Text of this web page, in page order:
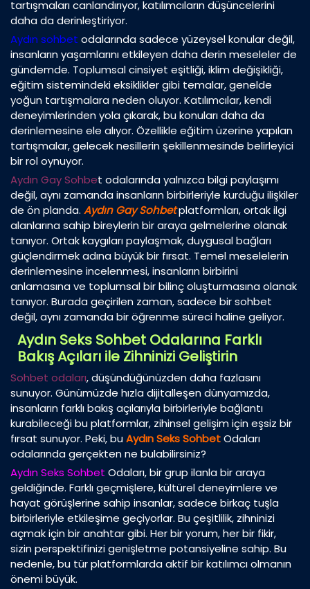
tartışmaları canlandırıyor, katılımcıların düşüncelerini
daha da derinleştiriyor.
Aydın sohbet odalarında sadece yüzeysel konular değil,
insanların yaşamlarını etkileyen daha derin meseleler de
gündemde. Toplumsal cinsiyet eşitliği, iklim değişikliği,
eğitim sistemindeki eksiklikler gibi temalar, genelde
yoğun tartışmalara neden oluyor. Katılımcılar, kendi
deneyimlerinden yola çıkarak, bu konuları daha da
derinlemesine ele alıyor. Özellikle eğitim üzerine yapılan
tartışmalar, gelecek nesillerin şekillenmesinde belirleyici
bir rol oynuyor.
Aydın Gay Sohbet odalarında yalnızca bilgi paylaşımı
değil, aynı zamanda insanların birbirleriyle kurduğu ilişkiler
de ön planda. Aydın Gay Sohbetplatformları, ortak ilgi
alanlarına sahip bireylerin bir araya gelmelerine olanak
tanıyor. Ortak kaygıları paylaşmak, duygusal bağları
güçlendirmek adına büyük bir fırsat. Temel meselelerin
derinlemesine incelenmesi, insanların birbirini
anlamasına ve toplumsal bir bilinç oluşturmasına olanak
tanıyor. Burada geçirilen zaman, sadece bir sohbet
değil, aynı zamanda bir öğrenme süreci haline geliyor.
Aydın Seks Sohbet Odalarına Farklı
Bakış Açıları ile Zihninizi Geliştirin
Sohbet odaları, düşündüğünüzden daha fazlasını
sunuyor. Günümüzde hızla dijitalleşen dünyamızda,
insanların farklı bakış açılarıyla birbirleriyle bağlantı
kurabileceği bu platformlar, zihinsel gelişim için eşsiz bir
fırsat sunuyor. Peki, buAydın Seks SohbetOdaları
odalarında gerçekten ne bulabilirsiniz?
Aydın Seks Sohbet Odaları, bir grup ilanla bir araya
geldiğinde. Farklı geçmişlere, kültürel deneyimlere ve
hayat görüşlerine sahip insanlar, sadece birkaç tuşla
birbirleriyle etkileşime geçiyorlar. Bu çeşitlilik, zihninizi
açmak için bir anahtar gibi. Her bir yorum, her bir fikir,
sizin perspektifinizi genişletme potansiyeline sahip. Bu
nedenle, bu tür platformlarda aktif bir katılımcı olmanın
önemi büyük.